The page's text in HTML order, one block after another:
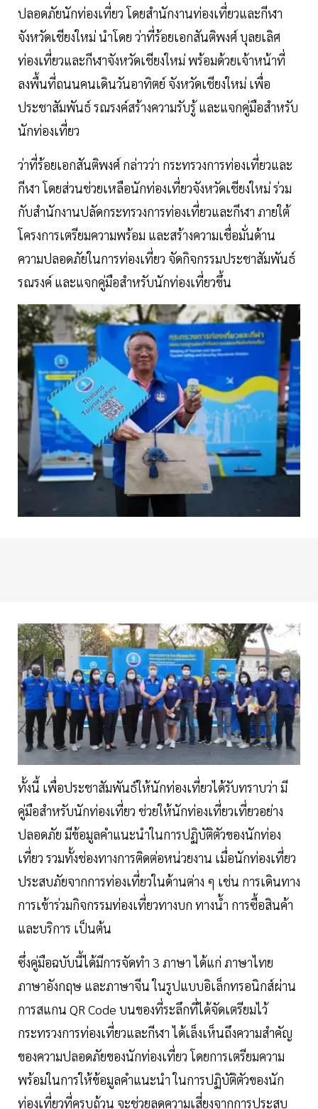
ปลอดภัยนักท่องเที่ยว โดยสำนักงานท่องเที่ยวและกีฬา
จังหวัดเชียงใหม่ นำโดย ว่าที่ร้อยเอกสันติพงศ์ บุลยเลิศ
ท่องเที่ยวและกีฬาจังหวัดเชียงใหม่ พร้อมด้วยเจ้าหน้าที่
ลงพื้นที่ถนนคนเดินวันอาทิตย์ จังหวัดเชียงใหม่ เพื่อ
ประชาสัมพันธ์ รณรงค์สร้างความรับรู้ และแจกคู่มือสำหรับ
นักท่องเที่ยว
ว่าที่ร้อยเอกสันติพงศ์ กล่าวว่า กระทรวงการท่องเที่ยวและ
กีฬา โดยส่วนช่วยเหลือนักท่องเที่ยวจังหวัดเชียงใหม่ ร่วม
กับสำนักงานปลัดกระทรวงการท่องเที่ยวและกีฬา ภายใต้
โครงการเตรียมความพร้อม และสร้างความเชื่อมั่นด้าน
ความปลอดภัยในการท่องเที่ยว จัดกิจกรรมประชาสัมพันธ์
รณรงค์ และแจกคู่มือสำหรับนักท่องเที่ยวขึ้น
ทั้งนี้ เพื่อประชาสัมพันธ์ให้นักท่องเที่ยวได้รับทราบว่า มี
คู่มือสำหรับนักท่องเที่ยว ช่วยให้นักท่องเที่ยวเที่ยวอย่าง
ปลอดภัย มีข้อมูลคำแนะนำในการปฏิบัติตัวของนักท่อง
เที่ยว รวมทั้งช่องทางการติดต่อหน่วยงาน เมื่อนักท่องเที่ยว
ประสบภัยจากการท่องเที่ยวในด้านต่าง ๆ เช่น การเดินทาง
การเข้าร่วมกิจกรรมท่องเที่ยวทางบก ทางน้ำ การซื้อสินค้า
และบริการ เป็นต้น
ซึ่งคู่มือฉบับนี้ได้มีการจัดทำ 3 ภาษา ได้แก่ ภาษาไทย
ภาษาอังกฤษ และภาษาจีน ในรูปแบบอิเล็กทรอนิกส์ผ่าน
การสแกน QR Code บนของที่ระลึกที่ได้จัดเตรียมไว้
กระทรวงการท่องเที่ยวและกีฬา ได้เล็งเห็นถึงความสำคัญ
ของความปลอดภัยของนักท่องเที่ยว โดยการเตรียมความ
พร้อมในการให้ข้อมูลคำแนะนำ ในการปฏิบัติตัวของนัก
ท่องเที่ยวที่ครบถ้วน จะช่วยลดความเสี่ยงจากการประสบ